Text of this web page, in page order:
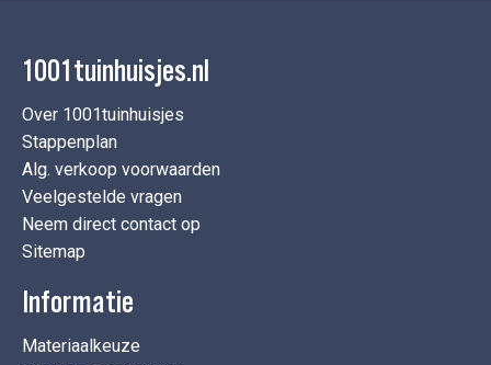
1001tuinhuisjes.nl
Over 1001tuinhuisjes
Stappenplan
Alg. verkoop voorwaarden
Veelgestelde vragen
Neem direct contact op
Sitemap
Informatie
Materiaalkeuze